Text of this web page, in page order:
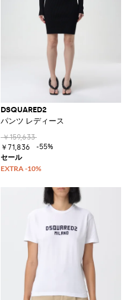
DSQUARED2
パンツ レディース
￥159,633
￥71,836
-55%